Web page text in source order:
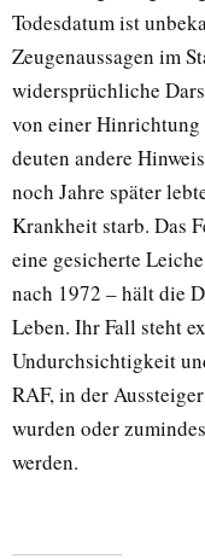
Todesdatum ist
Zeugenaussagen im
widersprüchliche
von einer Hinrichtung
deuten andere
noch Jahre später
Krankheit starb. Das
eine gesicherte
nach 1972 – hält die
Leben. Ihr Fall steht
Undurchsichtigkeit
RAF, in der
wurden oder
werden.